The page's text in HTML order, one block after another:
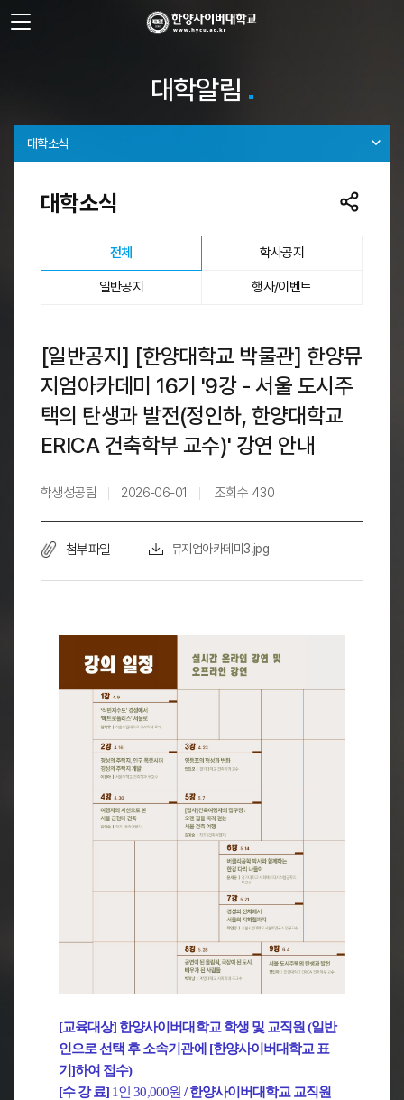
사이트정보 바로가기
대학알림
대학소식
대학소식
전체
선택됨
학사공지
일반공지 행사/이벤트
[일반공지] [한양대학교 박물관] 한양뮤
지엄아카데미 16기 '9강 - 서울 도시주
택의 탄생과 발전(정인하, 한양대학교
ERICA 건축학부 교수)' 강연 안내
학생성공팀 2026-06-01 조회수 430
첨부파일 뮤지엄아카데미3.jpg
[교육대상] 한양사이버대학교 학생 및 교직원 (일반
인으로 선택 후 소속기관에 [한양사이버대학교 표
기]하여 접수)
[수 강 료] 1인 30,000원 / 한양사이버대학교 교직원